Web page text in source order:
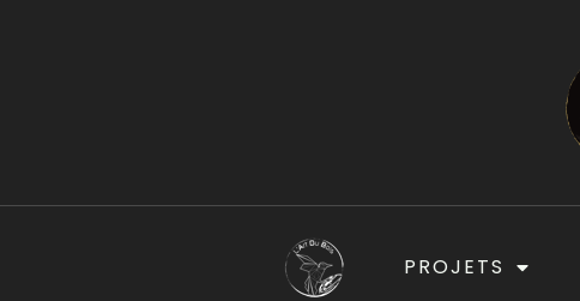
ACCUEIL PROJETS